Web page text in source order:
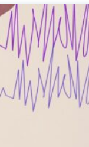
με
γονείς και τα